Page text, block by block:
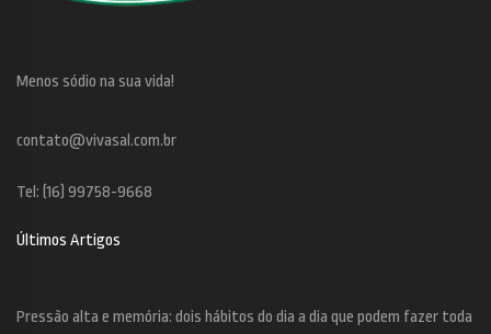
Menos sódio na sua vida!
contato@vivasal.com.br
Tel: (16) 99758-9668
Últimos Artigos
Pressão alta e memória: dois hábitos do dia a dia que podem fazer toda